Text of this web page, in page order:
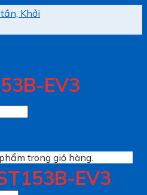
trong giỏ hàng.
EV3
EV3